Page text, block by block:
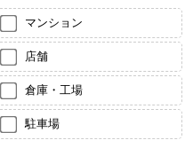
マンション
店舗
倉庫・工場
駐車場